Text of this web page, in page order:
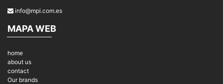
info@mpi.com.es
MAPA WEB
home
about us
contact
Our brands